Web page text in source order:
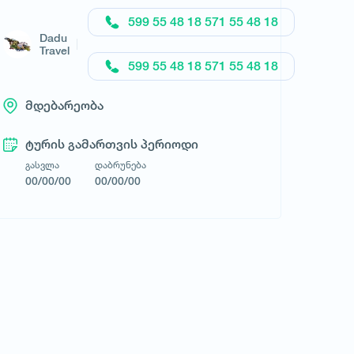
მოითხოვე ტური
Dadu
Travel
599 55 48 18 571 55 48 18
599 55 48 18 571 55 48 18
მდებარეობა
ტურის გამართვის პერიოდი
გასვლა
00/00/00
დაბრუნება
00/00/00